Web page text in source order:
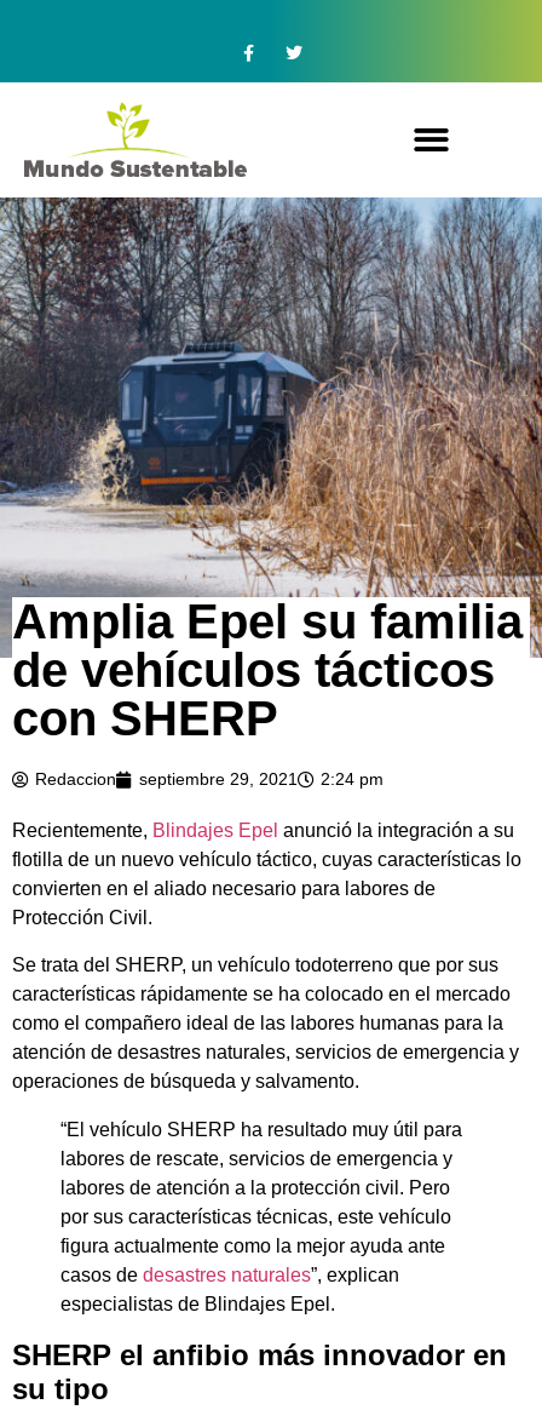
Amplia Epel su familia
de vehículos tácticos
con SHERP
Redaccion septiembre 29, 2021 2:24 pm
Recientemente, Blindajes Epel anunció la integración a su
flotilla de un nuevo vehículo táctico, cuyas características lo
convierten en el aliado necesario para labores de
Protección Civil.
Se trata del SHERP, un vehículo todoterreno que por sus
características rápidamente se ha colocado en el mercado
como el compañero ideal de las labores humanas para la
atención de desastres naturales, servicios de emergencia y
operaciones de búsqueda y salvamento.
“El vehículo SHERP ha resultado muy útil para
labores de rescate, servicios de emergencia y
labores de atención a la protección civil. Pero
por sus características técnicas, este vehículo
figura actualmente como la mejor ayuda ante
casos de desastres naturales”, explican
especialistas de Blindajes Epel.
SHERP el anfibio más innovador en
su tipo